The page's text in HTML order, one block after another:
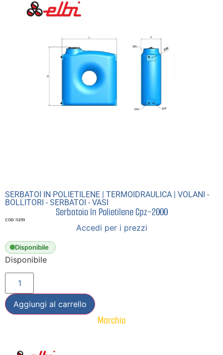
SERBATOI IN POLIETILENE | TERMOIDRAULICA | VOLANI -
BOLLITORI - SERBATOI - VASI
Serbatoio In Polietilene Cpz-2000
COD: 11293
Accedi per i prezzi
Disponibile
Disponibile
Aggiungi al carrello
Marchio